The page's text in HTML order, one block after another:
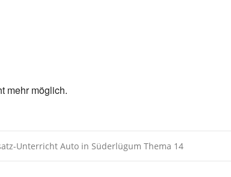
mehr möglich.
Unterricht Auto in Süderlügum Thema 14